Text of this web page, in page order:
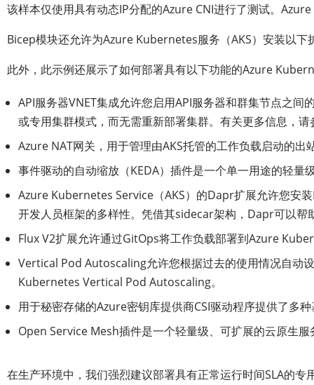
该样本仅使用具有动态IP分配的Azure CNI进行了测试。
Bicep模块还允许为Azure Kubernetes服务（AKS）安装以下
此外，此示例还展示了如何部署具有以下功能的Azure
API服务器VNET集成允许您启用API服务器和群集节点之
或专用集群模式，而无需重新部署集群。有关更多信息，
Azure NAT网关，用于管理由AKS托管的工作负载启动的出
事件驱动的自动缩放（KEDA）插件是一个单一用途的轻量
Azure Kubernetes Service（AKS）的Dapr扩展允许您安
开发人员框架的多样性。凭借其sidecar架构，Dapr可以
Flux V2扩展允许通过GitOps将工作负载部署到Azure
Vertical Pod Autoscaling允许您根据过去的使用情况自动
Kubernetes Vertical Pod Autoscaling。
用于秘密存储的Azure密钥库提供商CSI驱动程序提供了多
Open Service Mesh插件是一个轻量级、可扩展的云原生
在生产环境中，我们强烈建议部署具有正常运行时间SLA的